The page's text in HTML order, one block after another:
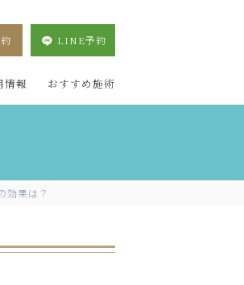
祐天寺・羽村） OZAKI CLINIC
LINE予約
情報 おすすめ施術
効果は？